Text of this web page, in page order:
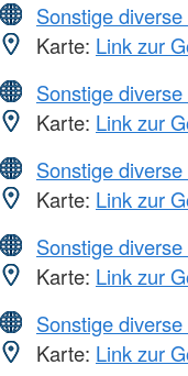
Sonstige
Karte: Link zur
Sonstige
Karte: Link zur
Sonstige
Karte: Link zur
Sonstige
Karte: Link zur
Sonstige
Karte: Link zur